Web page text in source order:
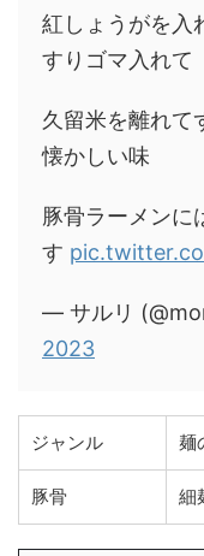
紅しょうがを入
すりゴマ入れて
久留米を離れて
懐かしい味
豚骨ラーメンに
す
— サルリ
2023
ジャンル 麺
豚骨 細